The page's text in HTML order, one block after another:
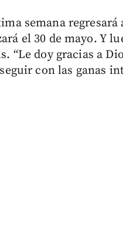
semana
el 30 de mayo. Y
“Le doy gracias a
con las ganas